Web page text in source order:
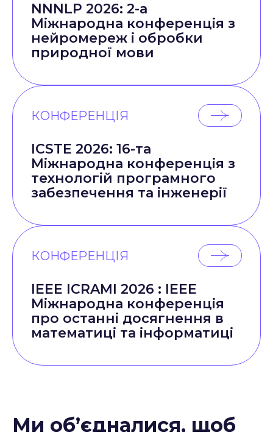
NNNLP 2026: 2-а
Міжнародна конференція з
нейромереж і обробки
природної мови
КОНФЕРЕНЦІЯ
ICSTE 2026: 16-та
Міжнародна конференція з
технологій програмного
забезпечення та інженерії
КОНФЕРЕНЦІЯ
IEEE ICRAMI 2026 : IEEE
Міжнародна конференція
про останні досягнення в
математиці та інформатиці
Ми об’єдналися, щоб